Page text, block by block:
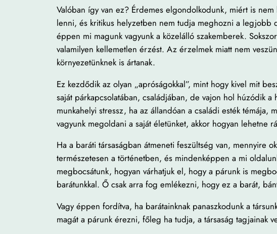
Valóban így van ez? Érdemes elgondolkodunk, miért is
lenni, és kritikus helyzetben nem tudja meghozni a
éppen mi magunk vagyunk a közelálló szakemberek.
valamilyen kellemetlen érzést. Az érzelmek miatt nem
környezetünknek is ártanak.
Ez kezdődik az olyan „apróságokkal”, mint hogy kivel mit
saját párkapcsolatában, családjában, de vajon hol húzódik
munkahelyi stressz, ha az állandóan a családi esték
vagyunk megoldani a saját életünket, akkor hogyan lehetne
Ha a baráti társaságban átmeneti feszültség van, mennyire
természetesen a történetben, és mindenképpen a mi
megbocsátunk, hogyan várhatjuk el, hogy a párunk is
barátunkkal. Ő csak arra fog emlékezni, hogy ez a barát,
Vagy éppen fordítva, ha barátainknak panaszkodunk a
magát a párunk érezni, főleg ha tudja, a társaság tagjainak